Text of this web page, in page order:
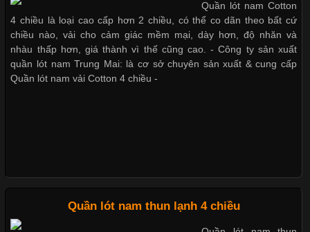
Cập nhật 2026-05-21 14:59:25
Trong những năm gần đây, vải Bamboo đang trở thành một
trong những chất liệu được yêu thích trong ngành thời trang
nhờ đặc tính mềm mại, thoáng khí và thân thiện với môi trường.
Không chỉ được ứng dụng trong quần áo thường ngày, loại vải
Cập nhật 2026-05-20 14:58:56
Vải thun là một trong những chất liệu được sử dụng rộng rãi
Những mẩu quần lót nam thông dụng hiện nay
Bộ sưu tập quần lót nam Boxer TpHCM
Dễ chịu hơn với quần lót nam giá rẻ vải Cotton 4 chiều
Quần lót nam Cotton
4 chiều là loại cao cấp hơn 2 chiều, có thể co dãn theo bất cứ
chiều nào, vải cho cảm giác mềm mại, dày hơn, độ nhăn và
nhàu thấp hơn, giá thành vì thế cũng cao. - Công ty sản xuất
quần lót nam Trung Mai: là cơ sở chuyên sản xuất & cung cấp
Quần lót nam vải Cotton 4 chiều -
Quần lót nam thun lạnh 4 chiều